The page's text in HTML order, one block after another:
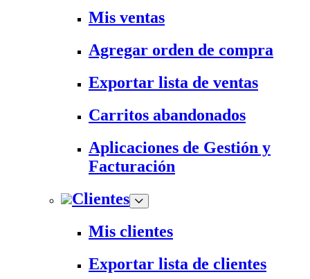
Mis ventas
Agregar orden de compra
Exportar lista de ventas
Carritos abandonados
Aplicaciones de Gestión y
Facturación
Clientes
Mis clientes
Exportar lista de clientes